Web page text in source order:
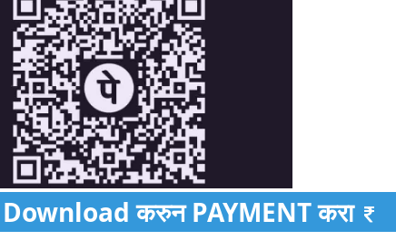
करुन PAYMENT करा